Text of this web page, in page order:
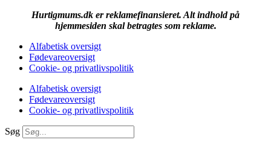
Hurtigmums.dk er reklamefinansieret. Alt indhold på
hjemmesiden skal betragtes som reklame.
Alfabetisk oversigt
Fødevareoversigt
Cookie- og privatlivspolitik
Alfabetisk oversigt
Fødevareoversigt
Cookie- og privatlivspolitik
Søg